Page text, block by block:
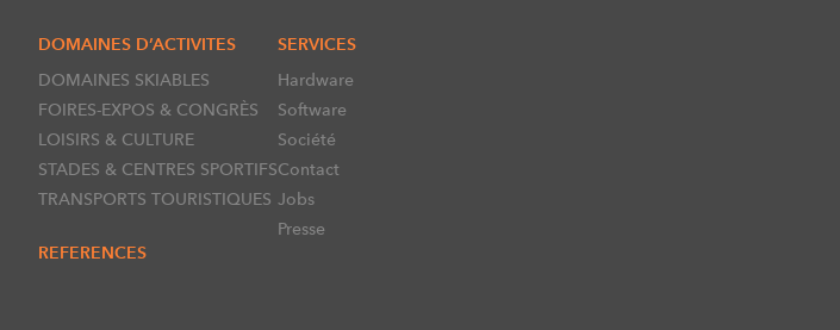
DOMAINES D’ACTIVITES
DOMAINES SKIABLES
FOIRES-EXPOS & CONGRÈS
LOISIRS & CULTURE
STADES & CENTRES SPORTIFS
TRANSPORTS TOURISTIQUES
REFERENCES
SERVICES
Hardware
Software
Société
Contact
Jobs
Presse